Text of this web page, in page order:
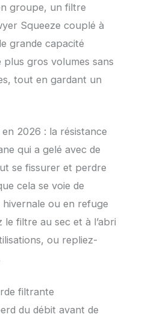
groupe, un filtre
Squeeze couplé à
grande capacité
gros volumes sans
tout en gardant un
2026 : la résistance
qui a gelé avec de
se fissurer et perdre
cela se voie de
hivernale ou en refuge
filtre au sec et à l’abri
ou repliez-
filtrante
du débit avant de